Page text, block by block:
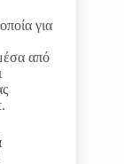
για
από